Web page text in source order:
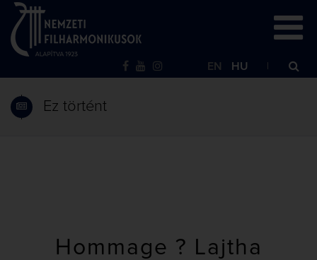
EN HU
Ez történt
Hommage ? Lajtha